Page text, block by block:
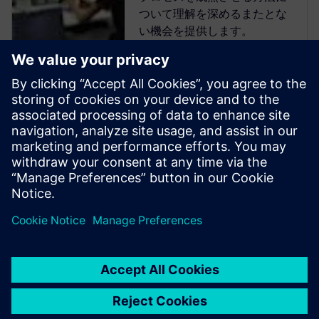
ついて理解を深めるまたとな
い機会を提供します。
包括的なオンラインのUVM学
習リソースです。Verification
Academy教材のダウンロー
ド、Verification Methodology
Cookbookのドキュメトやコー
ド例、アカデミー・フォーラ
ム、オンライン・トレーニン
グ・コースなど、UVMを使い
べて揃っています。